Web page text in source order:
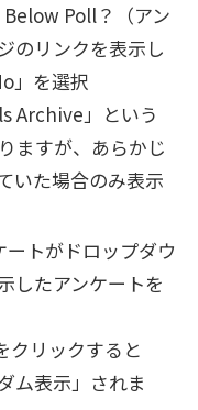
Poll？（アン
のリンクを表示し
」を選択
Archive」という
ますが、あらかじ
いた場合のみ表示
ートがドロップダウ
したアンケートを
リックすると
ム表示」されま